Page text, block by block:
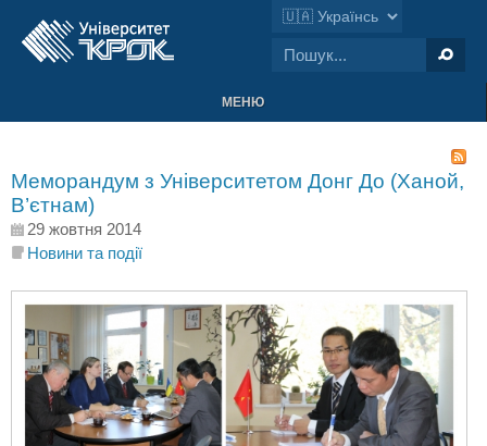
МЕНЮ
Меморандум з Університетом Донг До (Ханой,
В’єтнам)
29 жовтня 2014
Новини та події